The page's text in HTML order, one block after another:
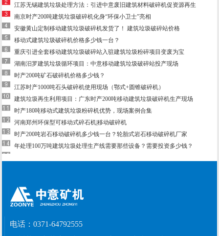
江苏无锡建筑垃圾处理方法：引进中意废旧建筑材料破碎机促资源再生
南京时产200吨建筑垃圾破碎机化身“环保小卫士”亮相
安徽黄山定制移动建筑垃圾破碎机发货了！ 建筑垃圾破碎站价格
移动式建筑垃圾破碎机价格多少钱一台？
重庆引进全套移动建筑垃圾破碎站入驻建筑垃圾粉碎项目变废为宝
湖南汨罗建筑垃圾循环项目：中意移动建筑垃圾破碎站投产现场
时产200吨矿石破碎机价格多少钱？
江苏时产1000吨石头破碎机使用现场（鄂式+圆锥破碎机）
建筑垃圾再生利用项目：广东时产200吨移动建筑垃圾破碎机生产现场
时产180吨移动式建筑垃圾粉碎机优势，现场案例合集
河南郑州环保型可移动式碎石机|移动破碎机
时产200吨岩石移动破碎机多少钱一台？轮胎式岩石移动破碎机厂家
年处理100万吨建筑垃圾处理生产线需要那些设备？需要投资多少钱？
电话： 0371-64792555